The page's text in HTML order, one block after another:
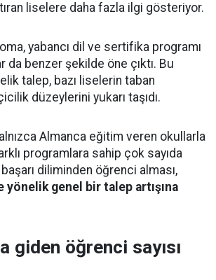
liselere daha fazla ilgi gösteriyor.
yabancı dil ve sertifika programı
da benzer şekilde öne çıktı. Bu
talep, bazı liselerin taban
düzeylerini yukarı taşıdı.
Almanca eğitim veren okullarla
programlara sahip çok sayıda
diliminden öğrenci alması,
genel bir talep artışına
giden öğrenci sayısı